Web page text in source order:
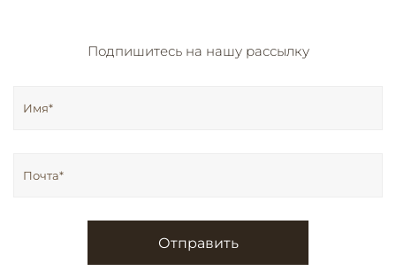
Подпишитесь на нашу рассылку
Отправить